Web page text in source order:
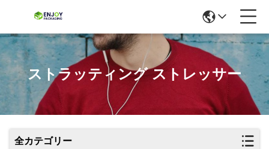
ストラッティング ストレッサー
全カテゴリー